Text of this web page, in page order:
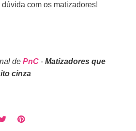
com os matizadores!
de PnC - Matizadores que
cinza